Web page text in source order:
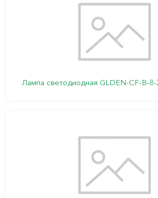
Лампа светодиодная GLDEN-CF-B-